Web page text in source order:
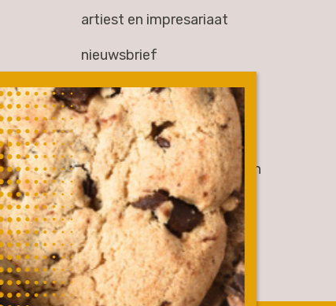
artiest en impresariaat
nieuwsbrief
overig
werken bij
partners & samenwerkingen